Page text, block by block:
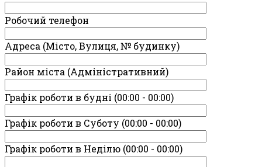
Робочий телефон
Адреса (Місто, Вулиця, № будинку)
Район міста (Адміністративний)
Графік роботи в будні (00:00 - 00:00)
Графік роботи в Суботу (00:00 - 00:00)
Графік роботи в Неділю (00:00 - 00:00)